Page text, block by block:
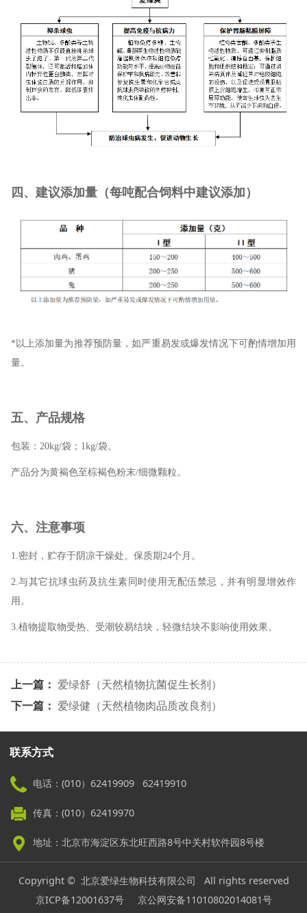
四、建议添加量（每吨配合饲料中建议添加）
*以上添加量为推荐预防量，如严重易发或爆发情况下可酌情增加用
量。
五、产品规格
包装：20kg/袋；1kg/袋。
产品分为黄褐色至棕褐色粉末/细微颗粒。
六、注意事项
1.密封，贮存于阴凉干燥处。保质期24个月。
2.与其它抗球虫药及抗生素同时使用无配伍禁忌，并有明显增效作
用。
3.植物提取物受热、受潮较易结块，轻微结块不影响使用效果。
上一篇： 爱绿舒（天然植物抗菌促生长剂）
下一篇： 爱绿健（天然植物肉品质改良剂）
联系方式
电话：(010）62419909 62419910
传真：(010）62419970
地址：北京市海淀区东北旺西路8号中关村软件园8号楼
Copyright © 北京爱绿生物科技有限公司 All rights reserved
京ICP备12001637号京公网安备11010802014081号